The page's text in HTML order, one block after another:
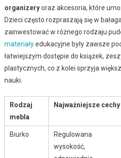
organizeryoraz akcesoria, które
Dzieci często rozpraszają się w
zainwestować w różnego rodzaju
materiałyedukacyjne były zawsze
łatwiejszym dostępie do książek,
plastycznych, co z kolei sprzyja
nauki.
Rodzaj
mebla
Najważniejsze cechy
Biurko
Regulowana
wysokość,